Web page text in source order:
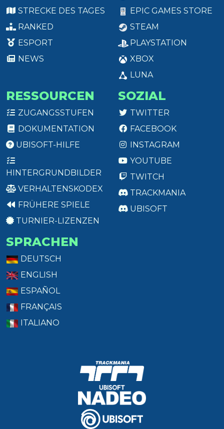
STRECKE DES TAGES
RANKED
ESPORT
NEWS
EPIC GAMES STORE
STEAM
PLAYSTATION
XBOX
LUNA
RESSOURCEN
ZUGANGSSTUFEN
DOKUMENTATION
UBISOFT-HILFE
HINTERGRUNDBILDER
VERHALTENSKODEX
FRÜHERE SPIELE
TURNIER-LIZENZEN
SOZIAL
TWITTER
FACEBOOK
INSTAGRAM
YOUTUBE
TWITCH
TRACKMANIA
UBISOFT
SPRACHEN
DEUTSCH
ENGLISH
ESPAÑOL
FRANÇAIS
ITALIANO